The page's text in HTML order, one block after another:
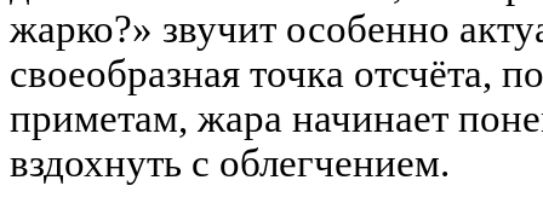
жарко?» звучит особенно
своеобразная точка отсчёта,
приметам, жара начинает
вздохнуть с облегчением.